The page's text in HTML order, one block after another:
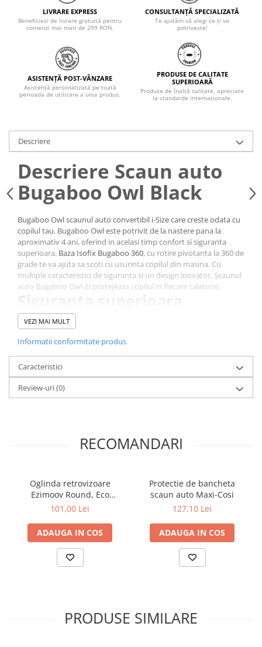
LIVRARE EXPRESS
Beneficiezi de livrare gratuită pentru
comenzi mai mari de 299 RON.
CONSULTANȚĂ SPECIALIZATĂ
Te ajutăm să alegi ce ți se
potrivește!
ASISTENȚĂ POST-VÂNZARE
Asistență personalizată pe toată
perioada de utilizare a unui produs.
PRODUSE DE CALITATE
SUPERIOARĂ
Produse de înaltă calitate, apreciate
la standarde internaționale.
Descriere
Descriere Scaun auto
Bugaboo Owl Black
Bugaboo Owl scaunul auto convertibil i-Size care creste odata cu
copilul tau. Bugaboo Owl este potrivit de la nastere pana la
aproximativ 4 ani, oferind in acelasi timp confort si siguranta
superioara. Baza Isofix Bugaboo 360, cu rotire pivotanta la 360 de
grade te va ajuta sa scoti cu usurinta copilul din masina. Cu
multiple caracteristici de siguranta si un design inovator, Scaunul
auto Bugaboo Owl iti protejeaza copilul in fiecare calatorie.
Siguranta superioara
Bugaboo Owl duce conceptul de siguranta la alt nivel. Carcasa
rezistenta impreuna cu protectia la impact lateral si tetiera cu
absorbtie a socurilor cor asigura o calatorie lina si sigura.
360 de grade de libertate
VEZI MAI MULT
Informatii conformitate produs
Caracteristici
Review-uri(0)
RECOMANDARI
Oglinda retrovizoare
Ezimoov Round, Eco
friendly
101,00 Lei
ADAUGA IN COS
Protectie de bancheta
scaun auto Maxi-Cosi
127,10 Lei
ADAUGA IN COS
PRODUSE SIMILARE